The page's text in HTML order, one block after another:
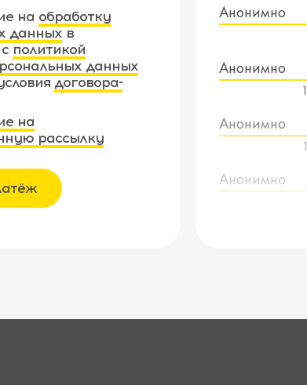
на обработку
данных в
политикой
данных
договора-
на
рассылку
Анонимно
Анонимно
Анонимно
Анонимно